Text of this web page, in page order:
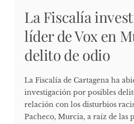
La Fiscalía
líder de Vox en
delito de odio
La Fiscalía de Cartagena ha
investigación por posibles
relación con los disturbios
Pacheco, Murcia, a raíz de las